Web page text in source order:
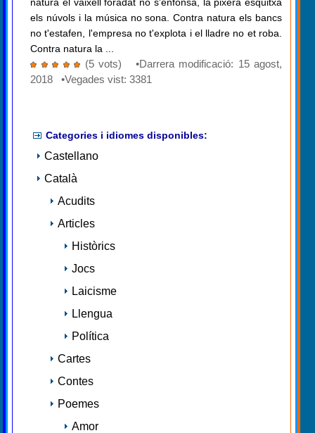
natura el vaixell foradat no s'enfonsa, la pixera esquitxa
els núvols i la música no sona. Contra natura els bancs
no t'estafen, l'empresa no t'explota i el lladre no et roba.
Contra natura la ...
(5 vots) •Darrera modificació: 15 agost,
2018 •Vegades vist: 3381
Categories i idiomes disponibles:
Castellano
Català
Acudits
Articles
Històrics
Jocs
Laicisme
Llengua
Política
Cartes
Contes
Poemes
Amor